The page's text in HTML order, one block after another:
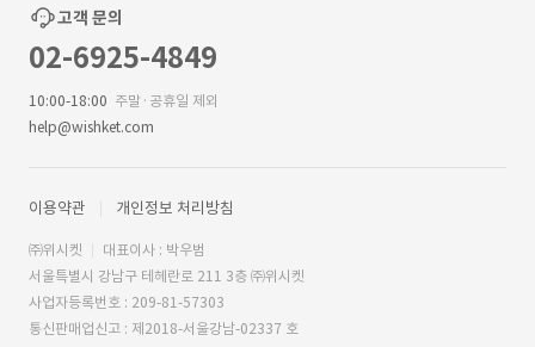
고객 문의
02-6925-4849
10:00-18:00 주말·공휴일 제외
help@wishket.com
이용약관 개인정보 처리방침
㈜위시켓
대표이사 : 박우범
서울특별시 강남구 테헤란로 211 3층 ㈜위시켓
사업자등록번호 : 209-81-57303
통신판매업신고 : 제2018-서울강남-02337 호